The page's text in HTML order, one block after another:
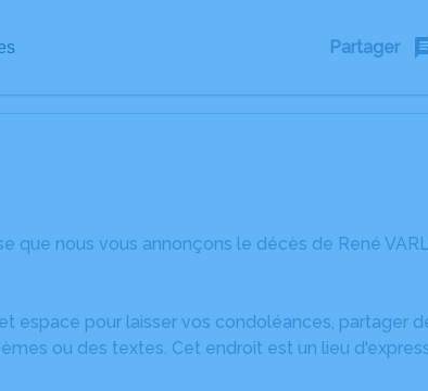
Partager
que nous vous annonçons le décès de René
espace pour laisser vos condoléances, partager
ou des textes. Cet endroit est un lieu